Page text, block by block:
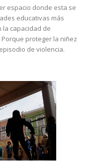
espacio donde esta se
educativas más
capacidad de
proteger la niñez
de violencia.